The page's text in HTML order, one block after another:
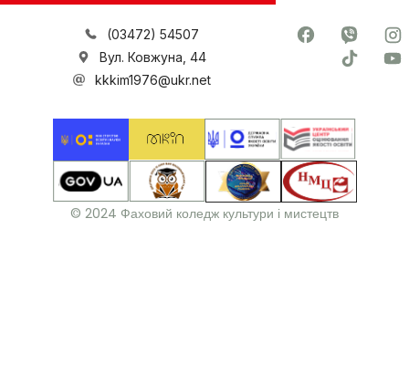
(03472) 54507
Вул. Ковжуна, 44
kkkim1976@ukr.net
© 2024 Фаховий коледж культури і мистецтв